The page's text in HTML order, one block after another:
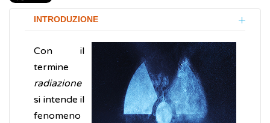
INTRODUZIONE
Con il
termine
radiazione
si intende il
fenomeno